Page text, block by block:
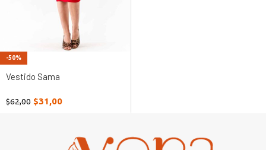
-50%
Vestido Sama
$62,00 $31,00